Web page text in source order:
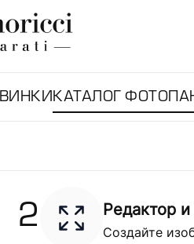
КАТАЛОГ
2 Редактор
Создайте